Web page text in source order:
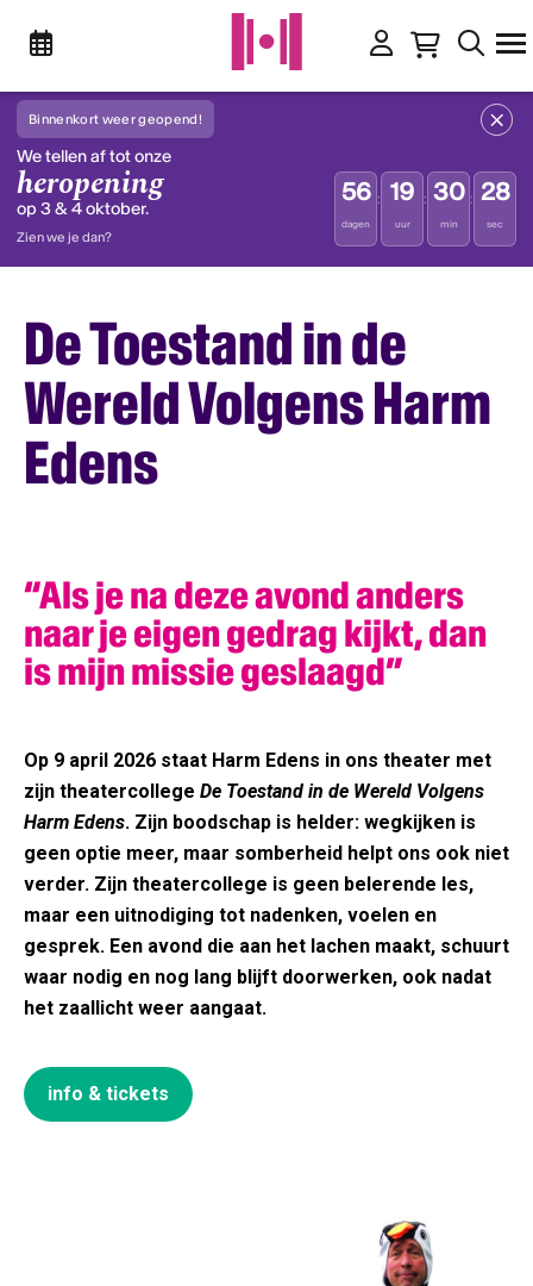
Binnenkort weer geopend!
We tellen af tot onze
heropening
op 3 & 4 oktober.
Zien we je dan?
56
dagen
: 19
uur
: 30
min
: 28
sec
De Toestand in de
Wereld Volgens Harm
Edens
“Als je na deze avond anders
naar je eigen gedrag kijkt, dan
is mijn missie geslaagd”
Op 9 april 2026 staat Harm Edens in ons theater met
zijn theatercollege De Toestand in de Wereld Volgens
Harm Edens. Zijn boodschap is helder: wegkijken is
geen optie meer, maar somberheid helpt ons ook niet
verder. Zijn theatercollege is geen belerende les,
maar een uitnodiging tot nadenken, voelen en
gesprek. Een avond die aan het lachen maakt, schuurt
waar nodig en nog lang blijft doorwerken, ook nadat
het zaallicht weer aangaat.
info & tickets